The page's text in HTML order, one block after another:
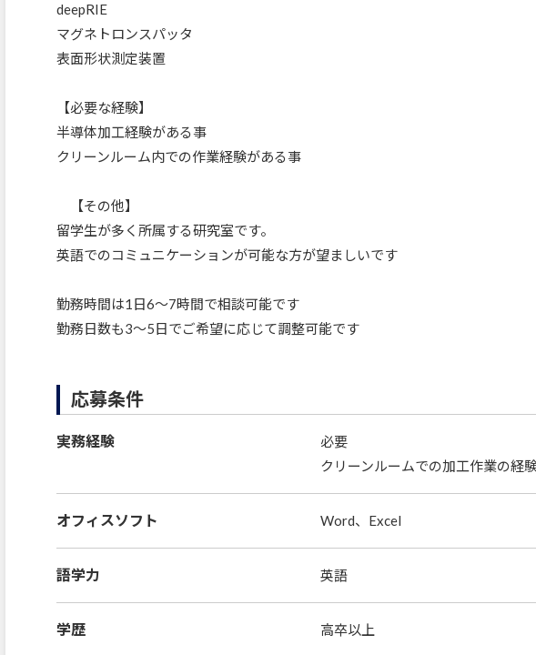
deepRIE
マグネトロンスパッタ
表面形状測定装置
【必要な経験】
半導体加工経験がある事
クリーンルーム内での作業経験がある事
【その他】
留学生が多く所属する研究室です。
英語でのコミュニケーションが可能な方が望ましいです
勤務時間は1日6～7時間で相談可能です
勤務日数も3～5日でご希望に応じて調整可能です
応募条件
実務経験
必要
クリーンルームでの加工作業の経
オフィスソフト Word、Excel
語学力 英語
学歴 高卒以上